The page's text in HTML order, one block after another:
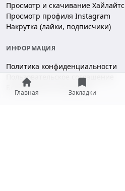
Главная Закладки
Просмотр и скачивание Хайлайтс
Просмотр профиля Instagram
Накрутка (лайки, подписчики)
ИНФОРМАЦИЯ
Политика конфиденциальности
Пользовательское соглашение
Безопасность платежей